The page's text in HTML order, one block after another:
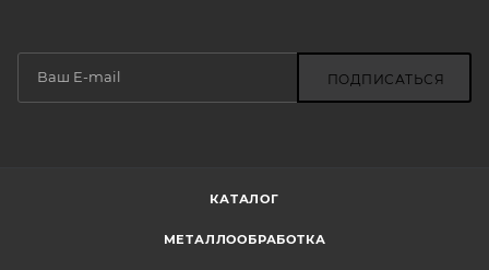
ПОДПИСАТЬСЯ
КАТАЛОГ
МЕТАЛЛООБРАБОТКА